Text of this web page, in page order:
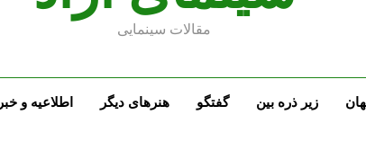
مقالات سينمايى
زیر ذره بین گفتگو هنرهای دیگر اطلاعیه و خبر